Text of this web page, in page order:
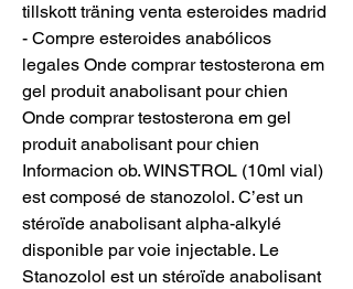
tillskott träning venta esteroides madrid
- Compre esteroides anabólicos
legales Onde comprar testosterona em
gel produit anabolisant pour chien
Onde comprar testosterona em gel
produit anabolisant pour chien
Informacion ob. WINSTROL (10ml vial)
est composé de stanozolol. C’est un
stéroïde anabolisant alpha-alkylé
disponible par voie injectable. Le
Stanozolol est un stéroïde anabolisant